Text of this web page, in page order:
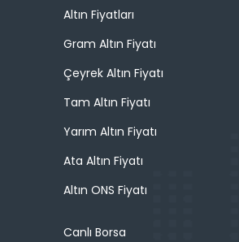
Altın Fiyatları
Gram Altın Fiyatı
Çeyrek Altın Fiyatı
Tam Altın Fiyatı
Yarım Altın Fiyatı
Ata Altın Fiyatı
Altın ONS Fiyatı
Canlı Borsa